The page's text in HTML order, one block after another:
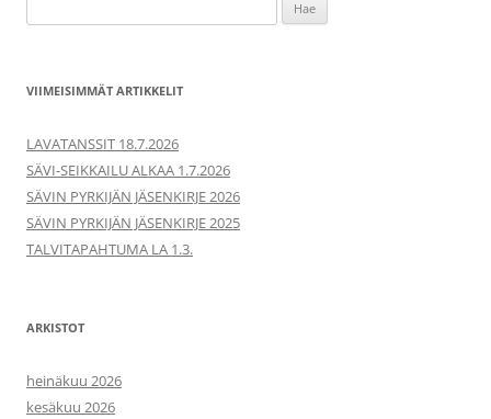
VIIMEISIMMÄT ARTIKKELIT
LAVATANSSIT 18.7.2026
SÄVI-SEIKKAILU ALKAA 1.7.2026
SÄVIN PYRKIJÄN JÄSENKIRJE 2026
SÄVIN PYRKIJÄN JÄSENKIRJE 2025
TALVITAPAHTUMA LA 1.3.
ARKISTOT
heinäkuu 2026
kesäkuu 2026